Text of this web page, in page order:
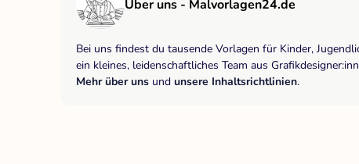
Über uns - Malvorlagen24.de
Bei uns findest du tausende Vorlagen für Kinder,
ein kleines, leidenschaftliches Team aus
Mehr über uns und unsere Inhaltsrichtlinien.